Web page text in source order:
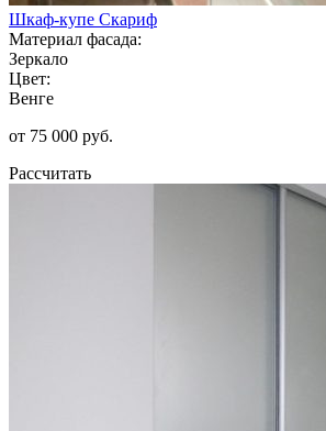
Шкаф-купе Скариф
Материал фасада:
Зеркало
Цвет:
Венге
от 75 000 руб.
Рассчитать